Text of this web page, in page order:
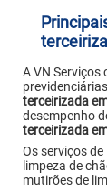
A VN
terceirizada
desempenho
terceirizada
Os serviços de
limpeza de
mutirões de